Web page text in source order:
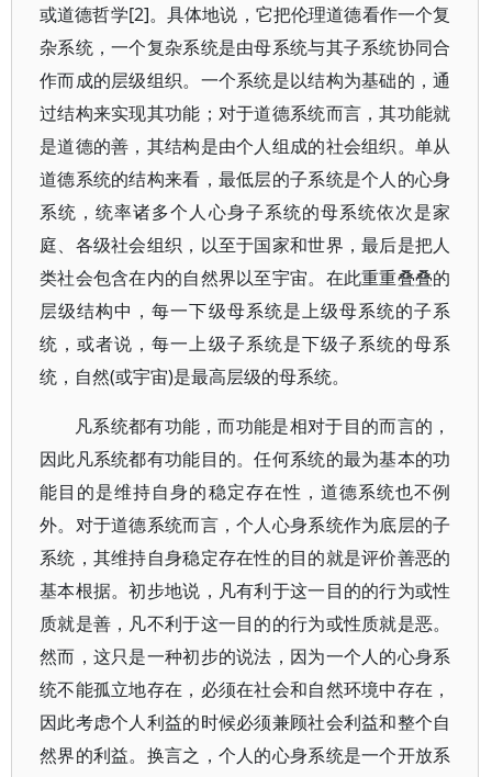
或道德哲学[2]。具体地说，它把伦理道德看作一个复
杂系统，一个复杂系统是由母系统与其子系统协同合
作而成的层级组织。一个系统是以结构为基础的，通
过结构来实现其功能；对于道德系统而言，其功能就
是道德的善，其结构是由个人组成的社会组织。单从
道德系统的结构来看，最低层的子系统是个人的心身
系统，统率诸多个人心身子系统的母系统依次是家
庭、各级社会组织，以至于国家和世界，最后是把人
类社会包含在内的自然界以至宇宙。在此重重叠叠的
层级结构中，每一下级母系统是上级母系统的子系
统，或者说，每一上级子系统是下级子系统的母系
统，自然(或宇宙)是最高层级的母系统。
凡系统都有功能，而功能是相对于目的而言的，
因此凡系统都有功能目的。任何系统的最为基本的功
能目的是维持自身的稳定存在性，道德系统也不例
外。对于道德系统而言，个人心身系统作为底层的子
系统，其维持自身稳定存在性的目的就是评价善恶的
基本根据。初步地说，凡有利于这一目的的行为或性
质就是善，凡不利于这一目的的行为或性质就是恶。
然而，这只是一种初步的说法，因为一个人的心身系
统不能孤立地存在，必须在社会和自然环境中存在，
因此考虑个人利益的时候必须兼顾社会利益和整个自
然界的利益。换言之，个人的心身系统是一个开放系